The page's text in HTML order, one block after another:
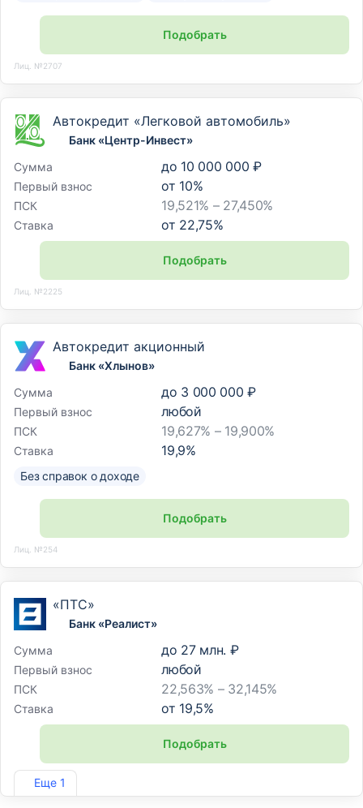
Подобрать
Лиц. №2707
Автокредит «Легковой автомобиль»
Банк «Центр-Инвест»
Сумма
до 10 000 000 ₽
Первый взнос от 10%
ПСК 19,521% – 27,450%
Ставка от 22,75%
Подобрать
Лиц. №2225
Автокредит акционный
Банк «Хлынов»
Сумма
до 3 000 000 ₽
Первый взнос любой
ПСК 19,627% – 19,900%
Ставка 19,9%
Без справок о доходе
Подобрать
Лиц. №254
Еще 1
«ПТС»
Банк «Реалист»
Сумма
до 27 млн. ₽
Первый взнос любой
ПСК 22,563% – 32,145%
Ставка от 19,5%
Подобрать
Лиц. №2646